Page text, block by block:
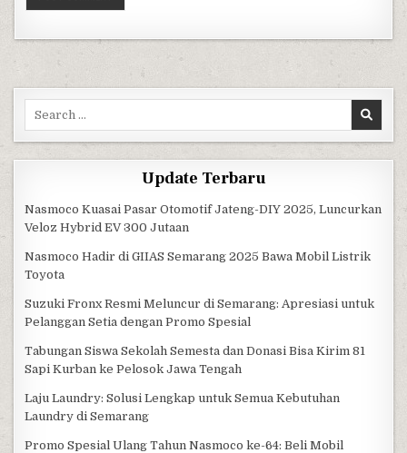
Update Terbaru
Nasmoco Kuasai Pasar Otomotif Jateng-DIY 2025, Luncurkan
Veloz Hybrid EV 300 Jutaan
Nasmoco Hadir di GIIAS Semarang 2025 Bawa Mobil Listrik
Toyota
Suzuki Fronx Resmi Meluncur di Semarang: Apresiasi untuk
Pelanggan Setia dengan Promo Spesial
Tabungan Siswa Sekolah Semesta dan Donasi Bisa Kirim 81
Sapi Kurban ke Pelosok Jawa Tengah
Laju Laundry: Solusi Lengkap untuk Semua Kebutuhan
Laundry di Semarang
Promo Spesial Ulang Tahun Nasmoco ke-64: Beli Mobil